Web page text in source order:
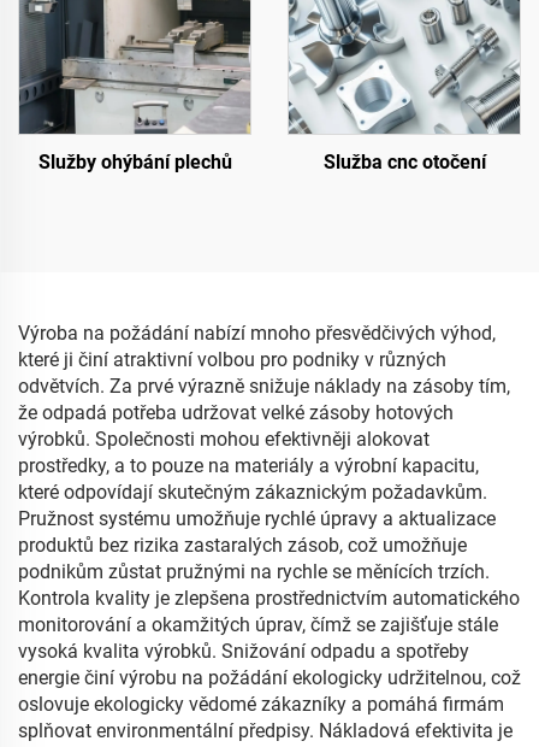
Služby ohýbání plechů Služba cnc otočení
Výroba na požádání nabízí mnoho přesvědčivých výhod,
které ji činí atraktivní volbou pro podniky v různých
odvětvích. Za prvé výrazně snižuje náklady na zásoby tím,
že odpadá potřeba udržovat velké zásoby hotových
výrobků. Společnosti mohou efektivněji alokovat
prostředky, a to pouze na materiály a výrobní kapacitu,
které odpovídají skutečným zákaznickým požadavkům.
Pružnost systému umožňuje rychlé úpravy a aktualizace
produktů bez rizika zastaralých zásob, což umožňuje
podnikům zůstat pružnými na rychle se měnících trzích.
Kontrola kvality je zlepšena prostřednictvím automatického
monitorování a okamžitých úprav, čímž se zajišťuje stále
vysoká kvalita výrobků. Snižování odpadu a spotřeby
energie činí výrobu na požádání ekologicky udržitelnou, což
oslovuje ekologicky vědomé zákazníky a pomáhá firmám
splňovat environmentální předpisy. Nákladová efektivita je